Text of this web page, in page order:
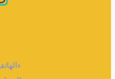
971506147554+